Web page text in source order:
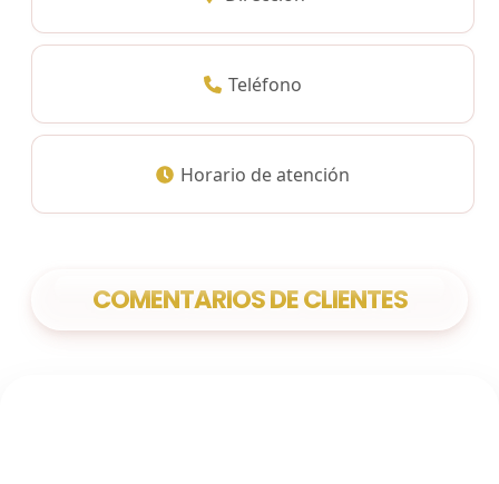
Teléfono
Horario de atención
COMENTARIOS DE CLIENTES